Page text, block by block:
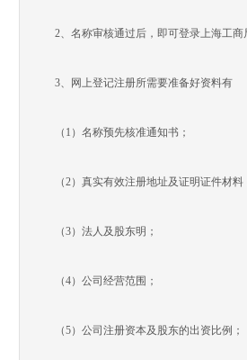
2、名称审核通过后，即可登录上海工商
3、网上登记注册所需要准备好资料有
（1）名称预先核准通知书；
（2）真实有效注册地址及证明证件材料
（3）法人及股东明；
（4）公司经营范围；
（5）公司注册资本及股东的出资比例；